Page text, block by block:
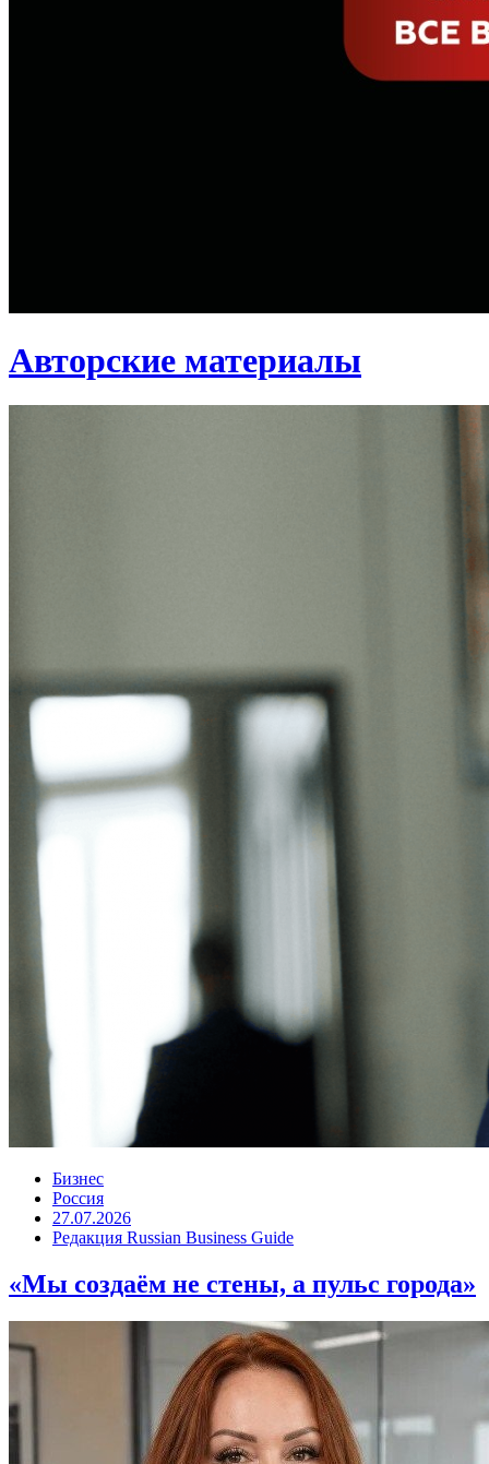
Авторские материалы
Бизнес
Россия
27.07.2026
Редакция Russian Business Guide
«Мы создаём не стены, а пульс города»